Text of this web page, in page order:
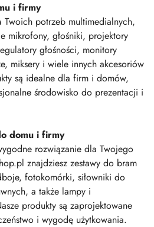
i firmy
Twoich potrzeb multimedialnych,
mikrofony, głośniki, projektory
głośności, monitory
miksery i wiele innych akcesoriów
są idealne dla firm i domów,
środowisko do prezentacji i
domu i firmy
rozwiązanie dla Twojego
znajdziesz zestawy do bram
fotokomórki, siłowniki do
a także lampy i
produkty są zaprojektowane
i wygodę użytkowania.